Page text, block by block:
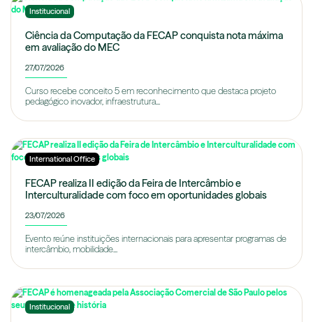
Institucional
Ciência da Computação da FECAP conquista nota máxima
em avaliação do MEC
27/07/2026
Curso recebe conceito 5 em reconhecimento que destaca projeto
pedagógico inovador, infraestrutura...
International Office
FECAP realiza II edição da Feira de Intercâmbio e
Interculturalidade com foco em oportunidades globais
23/07/2026
Evento reúne instituições internacionais para apresentar programas de
intercâmbio, mobilidade...
Institucional